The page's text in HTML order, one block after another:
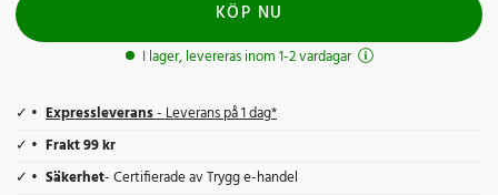
KÖP NU
I lager, levereras inom 1-2 vardagar
Expressleverans- Leverans på 1 dag*
Frakt 99 kr
Säkerhet- Certifierade av Trygg e-handel